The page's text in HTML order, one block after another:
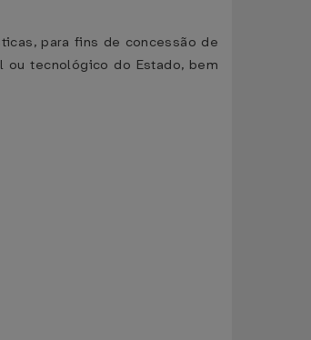
para fins de concessão de
ou tecnológico do Estado, bem